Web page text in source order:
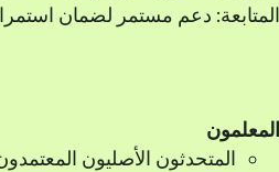
المتابعة: دعم مستمر لضمان
المعلمون
المتحدثون الأصليون